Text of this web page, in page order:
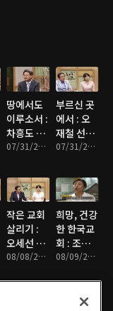
땅에서도
이루소서 :
차흥도 목
사(농촌선
07/31/2013 • 26분
부르신 곳
에서 : 오
재철 선교
사(타지키
07/31/2013 • 26분
작은 교회
살리기 :
오세선 목
사(명업교
08/08/2013 • 27분
희망, 건강
한 한국교
회 : 조성
민 목사(상
회)
08/09/2013 • 26분